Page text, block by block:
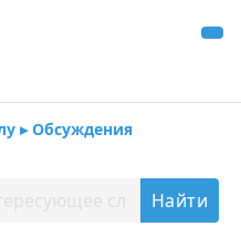
▸ Обсуждения